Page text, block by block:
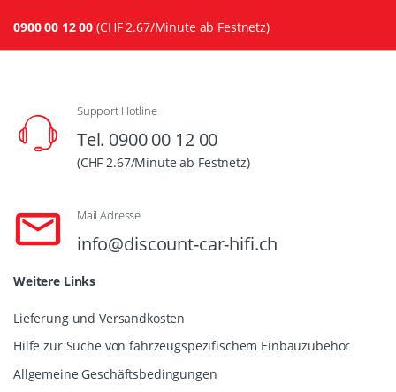
0900 00 12 00 (CHF 2.67/Minute ab Festnetz)
Support Hotline
Tel. 0900 00 12 00
(CHF 2.67/Minute ab Festnetz)
Mail Adresse
info@discount-car-hifi.ch
Weitere Links
Lieferung und Versandkosten
Hilfe zur Suche von fahrzeugspezifischem Einbauzubehör
Allgemeine Geschäftsbedingungen